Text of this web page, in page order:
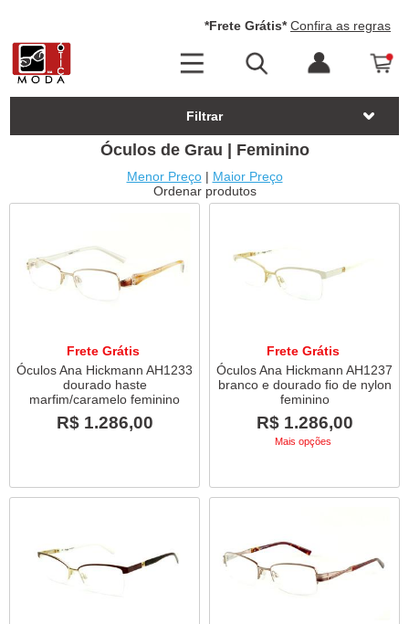
*Frete Grátis* Confira as regras
Filtrar
Óculos de Grau | Feminino
Menor Preço| Maior Preço
Ordenar produtos
Frete Grátis
Óculos Ana Hickmann AH1233
dourado haste
marfim/caramelo feminino
R$ 1.286,00
Frete Grátis
Óculos Ana Hickmann AH1237
branco e dourado fio de nylon
feminino
R$ 1.286,00
Mais opções